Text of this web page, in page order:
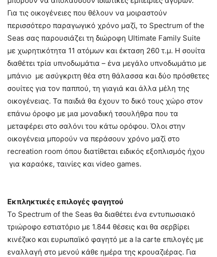
Για τις οικογένειες που θέλουν να μοιραστούν
περισσότερο παραγωγικό χρόνο μαζί, το Spectrum of the
Seas σας παρουσιάζει τη διώροφη Ultimate Family Suite
με χωρητικότητα 11 ατόμων και έκταση 260 τ.μ. Η σουίτα
διαθέτει τρία υπνοδωμάτια – ένα μεγάλο υπνοδωμάτιο με
μπάνιο με ασύγκριτη θέα στη θάλασσα και δύο πρόσθετες
σουίτες για τον παππού, τη γιαγιά και άλλα μέλη της
οικογένειας. Τα παιδιά θα έχουν το δικό τους χώρο στον
επάνω όροφο με μια μοναδική τσουλήθρα που τα
μεταφέρει στο σαλόνι του κάτω ορόφου. Όλοι στην
οικογένεια μπορούν να περάσουν χρόνο μαζί στο
recreation room όπου διατίθεται ειδικός εξοπλισμός ήχου
για καραόκε, ταινίες και video games.
Εκπληκτικές επιλογές φαγητού
Το Spectrum of the Seas θα διαθέτει ένα εντυπωσιακό
τριώροφο εστιατόριο με 1.844 θέσεις και θα σερβίρει
κινέζικο και ευρωπαϊκό φαγητό με a la carte επιλογές με
εναλλαγή στο μενού κάθε ημέρα της κρουαζιέρας. Για